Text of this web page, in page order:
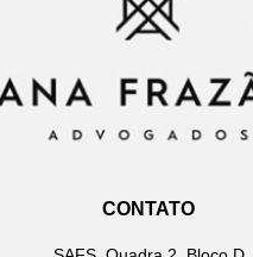
CONTATO